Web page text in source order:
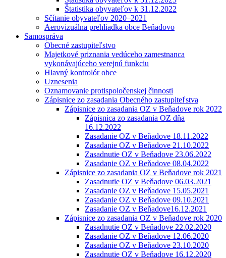
Štatistika obyvateľov k 31.12.2022
Sčítanie obyvateľov 2020–2021
Aerovizuálna prehliadka obce Beňadovo
Samospráva
Obecné zastupiteľstvo
Majetkové priznania vedúceho zamestnanca
vykonávajúceho verejnú funkciu
Hlavný kontrolór obce
Uznesenia
Oznamovanie protispoločenskej činnosti
Zápisnice zo zasadania Obecného zastupiteľstva
Zápisnice zo zasadania OZ v Beňadove rok 2022
Zápisnica zo zasadania OZ dňa
16.12.2022
Zasadanie OZ v Beňadove 18.11.2022
Zasadanie OZ v Beňadove 21.10.2022
Zasadnutie OZ v Beňadove 23.06.2022
Zasadanie OZ v Beňadove 08.04.2022
Zápisnice zo zasadania OZ v Beňadove rok 2021
Zasadnutie OZ v Beňadove 06.03.2021
Zasadanie OZ v Beňadove 15.05.2021
Zasadanie OZ v Beňadove 09.10.2021
Zasadanie OZ v Beňadove16.12.2021
Zápisnice zo zasadania OZ v Beňadove rok 2020
Zasadnutie OZ v Beňadove 22.02.2020
Zasadanie OZ v Beňadove 12.06.2020
Zasadanie OZ v Beňadove 23.10.2020
Zasadnutie OZ v Beňadove 16.12.2020